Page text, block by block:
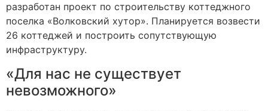
разработан проект по строительству коттеджного
поселка «Волковский хутор». Планируется возвести
26 коттеджей и построить сопутствующую
инфраструктуру.
«Для нас не существует
невозможного»